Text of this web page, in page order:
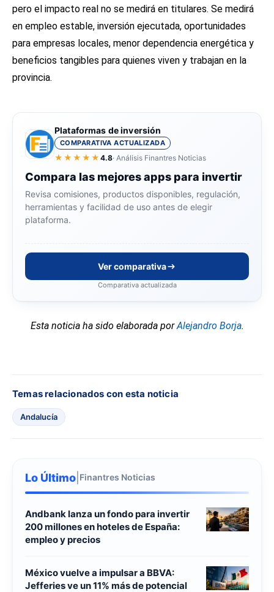
pero el impacto real no se medirá en titulares. Se medirá
en empleo estable, inversión ejecutada, oportunidades
para empresas locales, menor dependencia energética y
beneficios tangibles para quienes viven y trabajan en la
provincia.
Plataformas de inversión
COMPARATIVA ACTUALIZADA
★★★★★ 4.8· Análisis Finantres Noticias
Compara las mejores apps para invertir
Revisa comisiones, productos disponibles, regulación,
herramientas y facilidad de uso antes de elegir
plataforma.
Ver comparativa
Comparativa actualizada
Esta noticia ha sido elaborada porAlejandro Borja.
Temas relacionados con esta noticia
Andalucía
Lo Último Finantres Noticias
Andbank lanza un fondo para invertir
200 millones en hoteles de España:
empleo y precios
México vuelve a impulsar a BBVA:
Jefferies ve un 11% más de potencial